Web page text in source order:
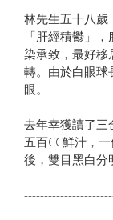
林先生五十八歲
「肝經積鬱」
染承致，最好移
轉。由於白眼球
眼。
去年幸獲讀了三
五百CC鮮汁，
後，雙目黑白分